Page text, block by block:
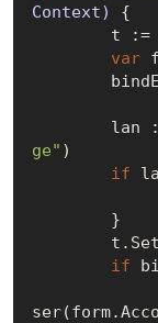
Context)
{
var
lan
ge" )
if
if